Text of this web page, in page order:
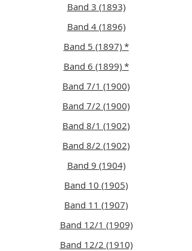
Band 3 (1893)
Band 4 (1896)
Band 5 (1897) *
Band 6 (1899) *
Band 7/1 (1900)
Band 7/2 (1900)
Band 8/1 (1902)
Band 8/2 (1902)
Band 9 (1904)
Band 10 (1905)
Band 11 (1907)
Band 12/1 (1909)
Band 12/2 (1910)